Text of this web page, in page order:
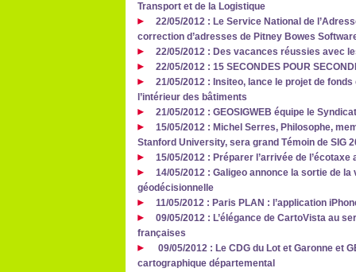
Transport et de la Logistique
22/05/2012 : Le Service National de
correction d’adresses de Pitney Bowes
22/05/2012 : Des vacances réussies avec
22/05/2012 : 15 SECONDES POUR
21/05/2012 : Insiteo, lance le projet de
l’intérieur des bâtiments
21/05/2012 : GEOSIGWEB équipe le
15/05/2012 : Michel Serres, Philosophe,
Stanford University, sera grand Témoin de SIG
15/05/2012 : Préparer l’arrivée de
14/05/2012 : Galigeo annonce la sortie de
géodécisionnelle
11/05/2012 : Paris PLAN : l’application
09/05/2012 : L’élégance de CartoVista au
françaises
09/05/2012 : Le CDG du Lot et Garonne et
cartographique départemental